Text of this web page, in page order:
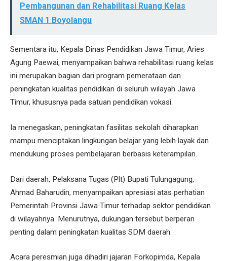
Pembangunan dan Rehabilitasi Ruang Kelas
SMAN 1 Boyolangu
Sementara itu, Kepala Dinas Pendidikan Jawa Timur, Aries
Agung Paewai, menyampaikan bahwa rehabilitasi ruang kelas
ini merupakan bagian dari program pemerataan dan
peningkatan kualitas pendidikan di seluruh wilayah Jawa
Timur, khususnya pada satuan pendidikan vokasi.
Ia menegaskan, peningkatan fasilitas sekolah diharapkan
mampu menciptakan lingkungan belajar yang lebih layak dan
mendukung proses pembelajaran berbasis keterampilan.
Dari daerah, Pelaksana Tugas (Plt) Bupati Tulungagung,
Ahmad Baharudin, menyampaikan apresiasi atas perhatian
Pemerintah Provinsi Jawa Timur terhadap sektor pendidikan
di wilayahnya. Menurutnya, dukungan tersebut berperan
penting dalam peningkatan kualitas SDM daerah.
Acara peresmian juga dihadiri jajaran Forkopimda, Kepala